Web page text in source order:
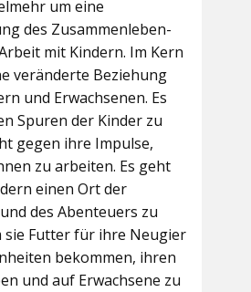
um eine
des Zusammenleben-
mit Kindern. Im Kern
veränderte Beziehung
und Erwachsenen. Es
Spuren der Kinder zu
gegen ihre Impulse,
zu arbeiten. Es geht
einen Ort der
des Abenteuers zu
sie Futter für ihre Neugier
bekommen, ihren
und auf Erwachsene zu